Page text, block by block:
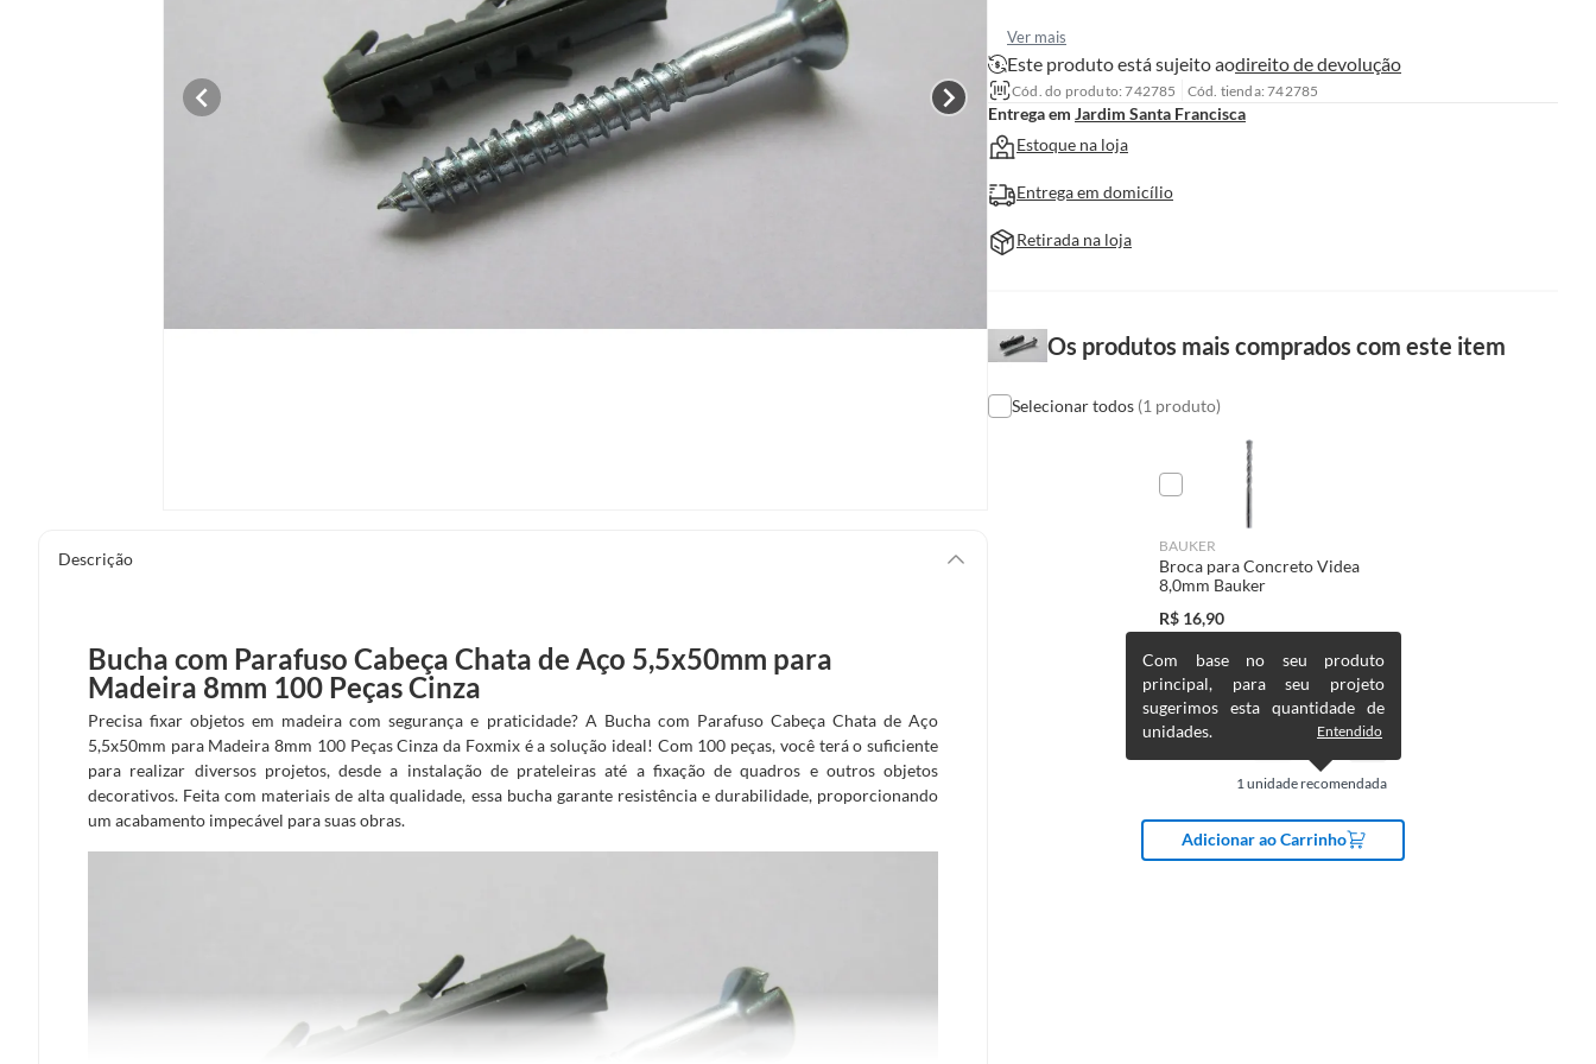
Descrição
Bucha com Parafuso Cabeça Chata de Aço 5,5x50mm para
Madeira 8mm 100 Peças Cinza
Precisa fixar objetos em madeira com segurança e praticidade? A Bucha com Parafuso Cabeça Chata de Aço
5,5x50mm para Madeira 8mm 100 Peças Cinza da Foxmix é a solução ideal! Com 100 peças, você terá o suficiente
para realizar diversos projetos, desde a instalação de prateleiras até a fixação de quadros e outros objetos
decorativos. Feita com materiais de alta qualidade, essa bucha garante resistência e durabilidade, proporcionando
um acabamento impecável para suas obras.
Ver mais
Este produto está sujeito aodireito de devolução
Cód. do produto: 742785 Cód. tienda: 742785
Entrega em Jardim Santa Francisca
Estoque na loja
Entrega em domicílio
Retirada na loja
Os produtos mais comprados com este item
Selecionar todos (1 produto)
BAUKER
Broca para Concreto Videa
8,0mm Bauker
R$ 16,90
1 unidade recomendada
Com base no seu produto
principal, para seu projeto
sugerimos esta quantidade de
unidades.
Entendido
Adicionar ao Carrinho